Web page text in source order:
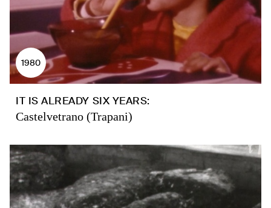
1980
IT IS ALREADY SIX YEARS:
Castelvetrano (Trapani)